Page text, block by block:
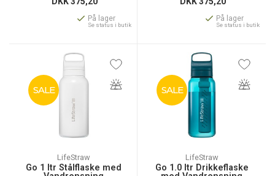
På lager
Se status i butik
På lager
Se status i butik
SALE
LifeStraw
Go 1 ltr Stålflaske med
SALE
LifeStraw
Go 1.0 ltr Drikkeflaske